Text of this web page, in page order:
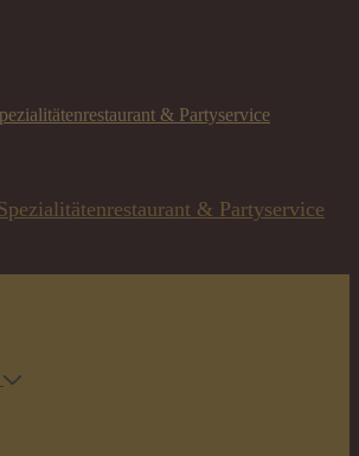
& Partyservice